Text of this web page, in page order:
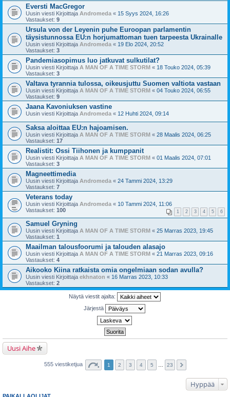
Eversti MacGregor
Uusin viesti Kirjoittaja Andromeda « 15 Syys 2024, 16:26
Vastaukset: 9
Ursula von der Leyenin puhe Euroopan parlamentin
täysistunnossa EU:n horjumattoman tuen tarpeesta Ukrainalle
Uusin viesti Kirjoittaja Andromeda « 19 Elo 2024, 20:52
Vastaukset: 3
Pandemiasopimus luo jatkuvat sulkutilat?
Uusin viesti Kirjoittaja A MAN OF A TIME STORM « 18 Touko 2024, 05:39
Vastaukset: 3
Valtava tyrannia tulossa, oikeusjuttu Suomen valtiota vastaan
Uusin viesti Kirjoittaja A MAN OF A TIME STORM « 04 Touko 2024, 06:55
Vastaukset: 9
Jaana Kavoniuksen vastine
Uusin viesti Kirjoittaja Andromeda « 12 Huhti 2024, 09:14
Saksa aloittaa EU:n hajoamisen.
Uusin viesti Kirjoittaja A MAN OF A TIME STORM « 28 Maalis 2024, 06:25
Vastaukset: 17
Realistit: Ossi Tiihonen ja kumppanit
Uusin viesti Kirjoittaja A MAN OF A TIME STORM « 01 Maalis 2024, 07:01
Vastaukset: 3
Magneettimedia
Uusin viesti Kirjoittaja Andromeda « 24 Tammi 2024, 13:29
Vastaukset: 7
Veterans today
Uusin viesti Kirjoittaja Andromeda « 10 Tammi 2024, 11:06
Vastaukset: 100 1 2 3 4 5 6
Samuel Gryning
Uusin viesti Kirjoittaja A MAN OF A TIME STORM « 25 Marras 2023, 19:45
Vastaukset: 1
Maailman talousfoorumi ja talouden alasajo
Uusin viesti Kirjoittaja A MAN OF A TIME STORM « 21 Marras 2023, 09:16
Vastaukset: 4
Aikooko Kiina ratkaista omia ongelmiaan sodan avulla?
Uusin viesti Kirjoittaja ekhnaton « 16 Marras 2023, 10:33
Vastaukset: 2
Näytä viestit ajalta:
Järjestä
Uusi Aihe
555 viestiketjua 1 2 3 4 5 23
Hyppää